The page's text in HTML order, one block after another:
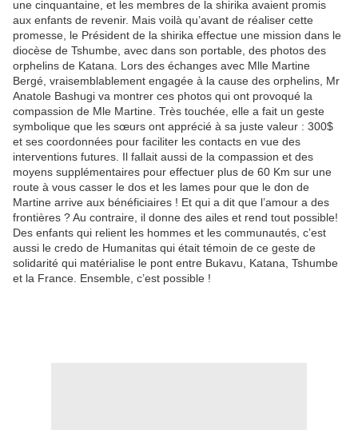
une cinquantaine, et les membres de la shirika avaient promis
aux enfants de revenir. Mais voilà qu’avant de réaliser cette
promesse, le Président de la shirika effectue une mission dans le
diocèse de Tshumbe, avec dans son portable, des photos des
orphelins de Katana. Lors des échanges avec Mlle Martine
Bergé, vraisemblablement engagée à la cause des orphelins, Mr
Anatole Bashugi va montrer ces photos qui ont provoqué la
compassion de Mle Martine. Très touchée, elle a fait un geste
symbolique que les sœurs ont apprécié à sa juste valeur : 300$
et ses coordonnées pour faciliter les contacts en vue des
interventions futures. Il fallait aussi de la compassion et des
moyens supplémentaires pour effectuer plus de 60 Km sur une
route à vous casser le dos et les lames pour que le don de
Martine arrive aux bénéficiaires ! Et qui a dit que l’amour a des
frontières ? Au contraire, il donne des ailes et rend tout possible!
Des enfants qui relient les hommes et les communautés, c’est
aussi le credo de Humanitas qui était témoin de ce geste de
solidarité qui matérialise le pont entre Bukavu, Katana, Tshumbe
et la France. Ensemble, c’est possible !